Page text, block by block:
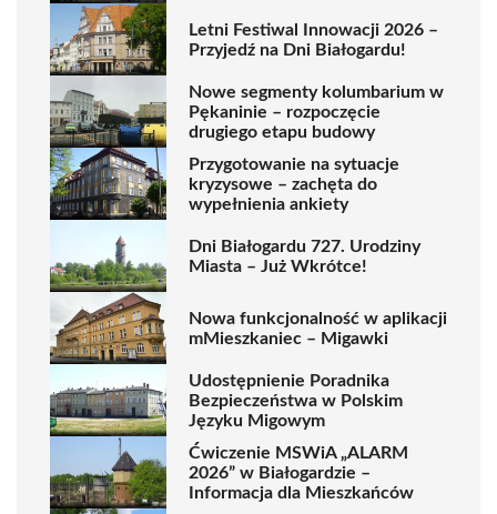
Letni Festiwal Innowacji 2026 –
Przyjedź na Dni Białogardu!
Nowe segmenty kolumbarium w
Pękaninie – rozpoczęcie
drugiego etapu budowy
Przygotowanie na sytuacje
kryzysowe – zachęta do
wypełnienia ankiety
Dni Białogardu 727. Urodziny
Miasta – Już Wkrótce!
Nowa funkcjonalność w aplikacji
mMieszkaniec – Migawki
Udostępnienie Poradnika
Bezpieczeństwa w Polskim
Języku Migowym
Ćwiczenie MSWiA „ALARM
2026” w Białogardzie –
Informacja dla Mieszkańców